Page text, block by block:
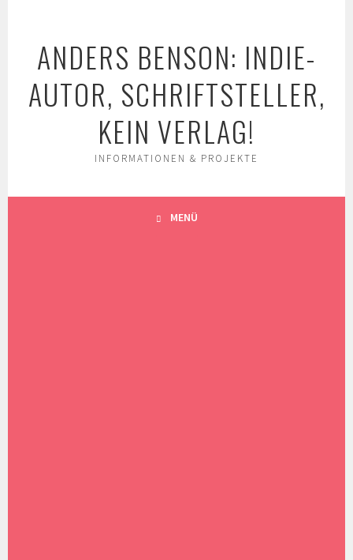
ANDERS BENSON: INDIE-
AUTOR, SCHRIFTSTELLER,
KEIN VERLAG!
INFORMATIONEN & PROJEKTE
MENÜ